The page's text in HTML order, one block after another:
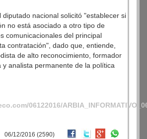
diputado nacional solicitó "establecer si
no está asociado a otro tipo de
comunicacionales del principal
contratación", dado que, entiende,
de alto reconocimiento, formador
y analista permanente de la política
06122016/
06/12/2016 (2590)